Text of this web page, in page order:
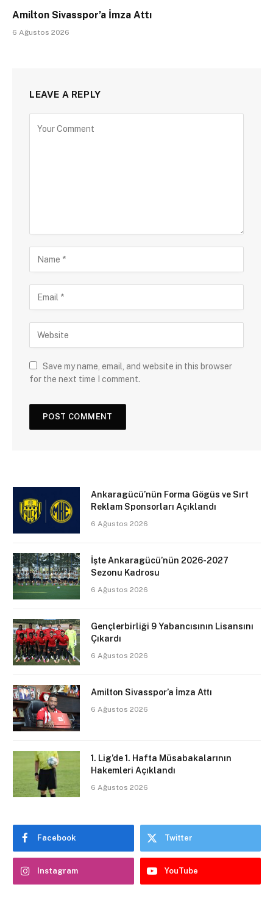
Amilton Sivasspor’a İmza Attı
6 Ağustos 2026
LEAVE A REPLY
Save my name, email, and website in this browser
for the next time I comment.
Ankaragücü’nün Forma Gögüs ve Sırt
Reklam Sponsorları Açıklandı
6 Ağustos 2026
İşte Ankaragücü’nün 2026-2027
Sezonu Kadrosu
6 Ağustos 2026
Gençlerbirliği 9 Yabancısının Lisansını
Çıkardı
6 Ağustos 2026
Amilton Sivasspor’a İmza Attı
6 Ağustos 2026
1. Lig’de 1. Hafta Müsabakalarının
Hakemleri Açıklandı
6 Ağustos 2026
Facebook Twitter
Instagram YouTube